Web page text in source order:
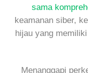
sama
keamanan siber,
hijau yang
Menanggapi